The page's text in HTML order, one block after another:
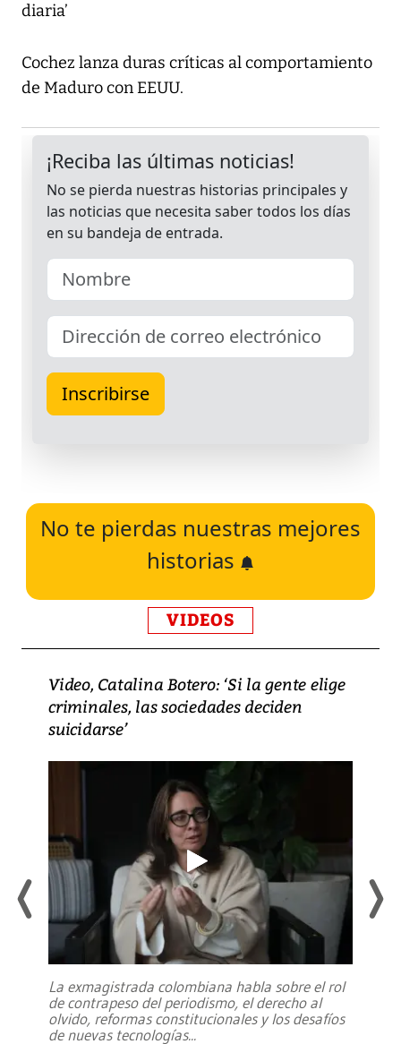
diaria’
Cochez lanza duras críticas al comportamiento
de Maduro con EEUU.
No te pierdas nuestras mejores
historias
VIDEOS
Video, Catalina Botero: ‘Si la gente elige
criminales, las sociedades deciden
suicidarse’
La exmagistrada colombiana habla sobre el rol
de contrapeso del periodismo, el derecho al
olvido, reformas constitucionales y los desafíos
de nuevas tecnologías...